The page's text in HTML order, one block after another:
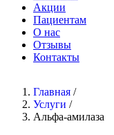
Акции
Пациентам
О нас
Отзывы
Контакты
Главная /
Услуги /
Альфа-амилаза